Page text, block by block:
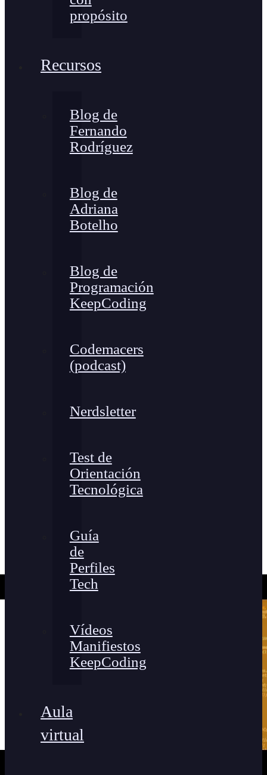
propósito
Recursos
Blog de
Fernando
Rodríguez
Blog de
Adriana
Botelho
Blog de
Programación
KeepCoding
Codemacers
(podcast)
Nerdsletter
Test de
Orientación
Tecnológica
Guía
de
Perfiles
Tech
Vídeos
Manifiestos
KeepCoding
Aula
virtual